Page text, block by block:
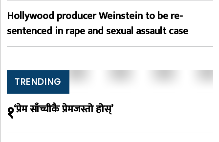
Hollywood producer Weinstein to be re-
sentenced in rape and sexual assault case
TRENDING
१‘प्रेम साँच्चीकै प्रेमजस्तो होस्’